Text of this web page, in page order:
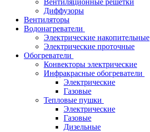
Вентиляционные решетки
Диффузоры
Вентиляторы
Водонагреватели
Электрические накопительные
Электрические проточные
Обогреватели
Конвекторы электрические
Инфракрасные обогреватели
Электрические
Газовые
Тепловые пушки
Электрические
Газовые
Дизельные